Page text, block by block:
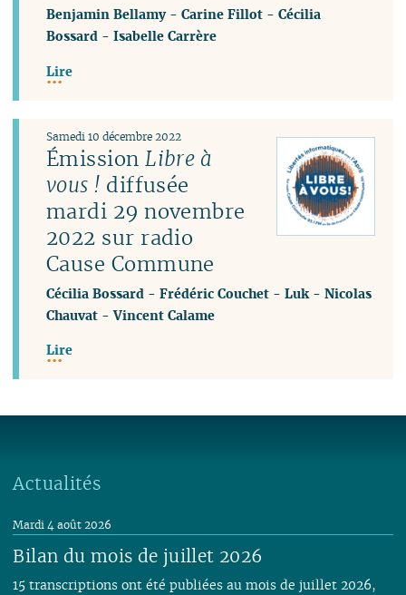
Benjamin Bellamy-Carine Fillot -Cécilia
Bossard -Isabelle Carrère
Lire
ÉmissionLibre à
vous ! diffusée
mardi 29 novembre
2022 sur radio
Cause Commune
Samedi 10 décembre 2022
Cécilia Bossard -Frédéric Couchet -Luk -Nicolas
Chauvat -Vincent Calame
Lire
Actualités
Bilan du mois de juillet 2026
Mardi 4 août 2026
15 transcriptions ont été publiées au mois de juillet 2026,